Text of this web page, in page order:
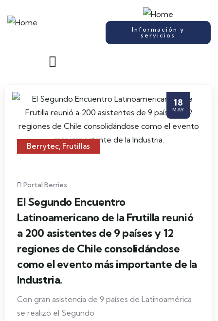
Información y
servicios
18
MAY
Berrytec, Frutillas
Portal Berries
El Segundo Encuentro
Latinoamericano de la Frutilla reunió
a 200 asistentes de 9 países y 12
regiones de Chile consolidándose
como el evento más importante de la
Industria.
Con gran asistencia de 9 países de Latinoamérica
se realizó el Segundo